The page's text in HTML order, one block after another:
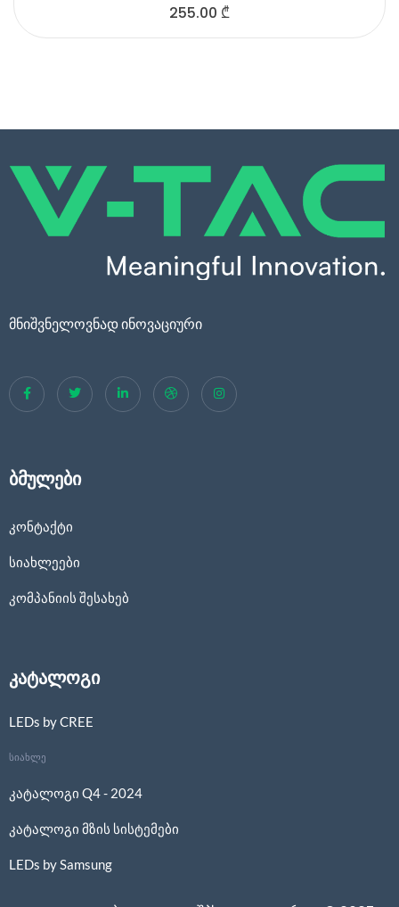
255.00 ₾
მნიშვნელოვნად ინოვაციური
ბმულები
კონტაქტი
სიახლეები
კომპანიის შესახებ
კატალოგი
LEDs by CREE
სიახლე
კატალოგი Q4 - 2024
კატალოგი მზის სისტემები
LEDs by Samsung